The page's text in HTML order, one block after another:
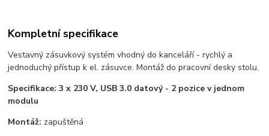
Kompletní specifikace
Vestavný zásuvkový systém vhodný do kanceláří - rychlý a
jednoduchý přístup k el. zásuvce. Montáž do pracovní desky stolu.
Specifikace: 3 x 230 V, USB 3.0 datový - 2 pozice v jednom
modulu
Montáž: zapuštěná